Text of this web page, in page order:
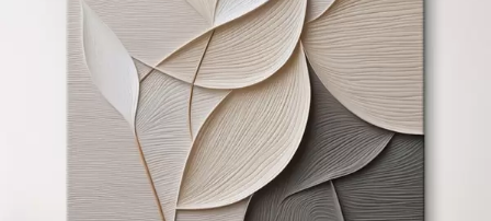
Hind Alates .00